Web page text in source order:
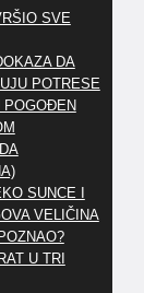
SVE
DA
POTRESE
POGOĐEN
SUNCE I
VELIČINA
U TRI